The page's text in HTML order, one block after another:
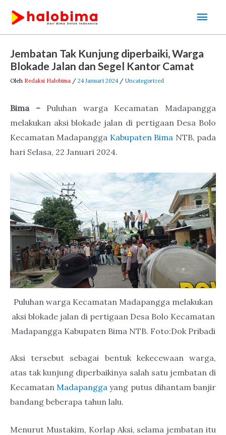
konten
Jembatan Tak Kunjung diperbaiki, Warga
Blokade Jalan dan Segel Kantor Camat
Oleh Redaksi Halobima / 24 Januari 2024 / Uncategorized
Bima –Puluhan warga Kecamatan Madapangga
melakukan aksi blokade jalan di pertigaan Desa Bolo
Kecamatan Madapangga Kabupaten Bima NTB, pada
hari Selasa, 22 Januari 2024.
Puluhan warga Kecamatan Madapangga melakukan
aksi blokade jalan di pertigaan Desa Bolo Kecamatan
Madapangga Kabupaten Bima NTB. Foto:Dok Pribadi
Aksi tersebut sebagai bentuk kekecewaan warga,
atas tak kunjung diperbaikinya salah satu jembatan di
KecamatanMadapangga yang putus dihantam banjir
bandang beberapa tahun lalu.
Menurut Mustakim, Korlap Aksi, selama jembatan itu
navigation